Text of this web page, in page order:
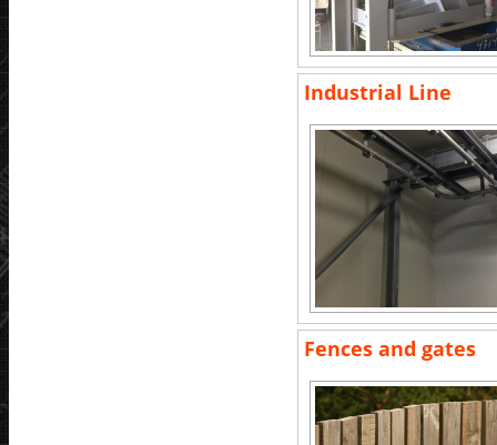
Industrial Line
Fences and gates